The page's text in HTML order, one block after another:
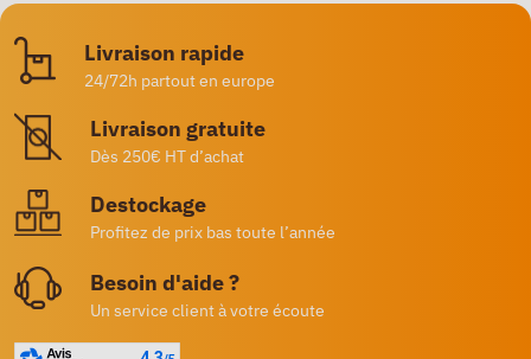
Livraison rapide
24/72h partout en europe
Livraison gratuite
Dès 250€ HT d’achat
Destockage
Profitez de prix bas toute l’année
Besoin d'aide ?
Un service client à votre écoute